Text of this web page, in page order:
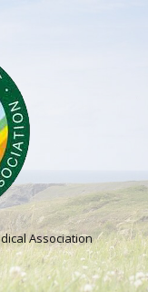
Association